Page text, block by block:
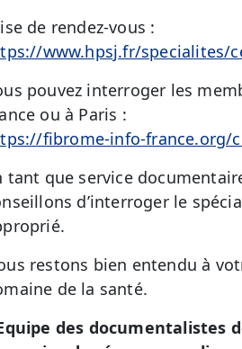
de rendez-vous :
www.hpsj.fr/specialites/
pouvez interroger les
ou à Paris :
fibrome-info-france.org/
tant que service
d’interroger le
restons bien entendu à
de la santé.
des documentalistes